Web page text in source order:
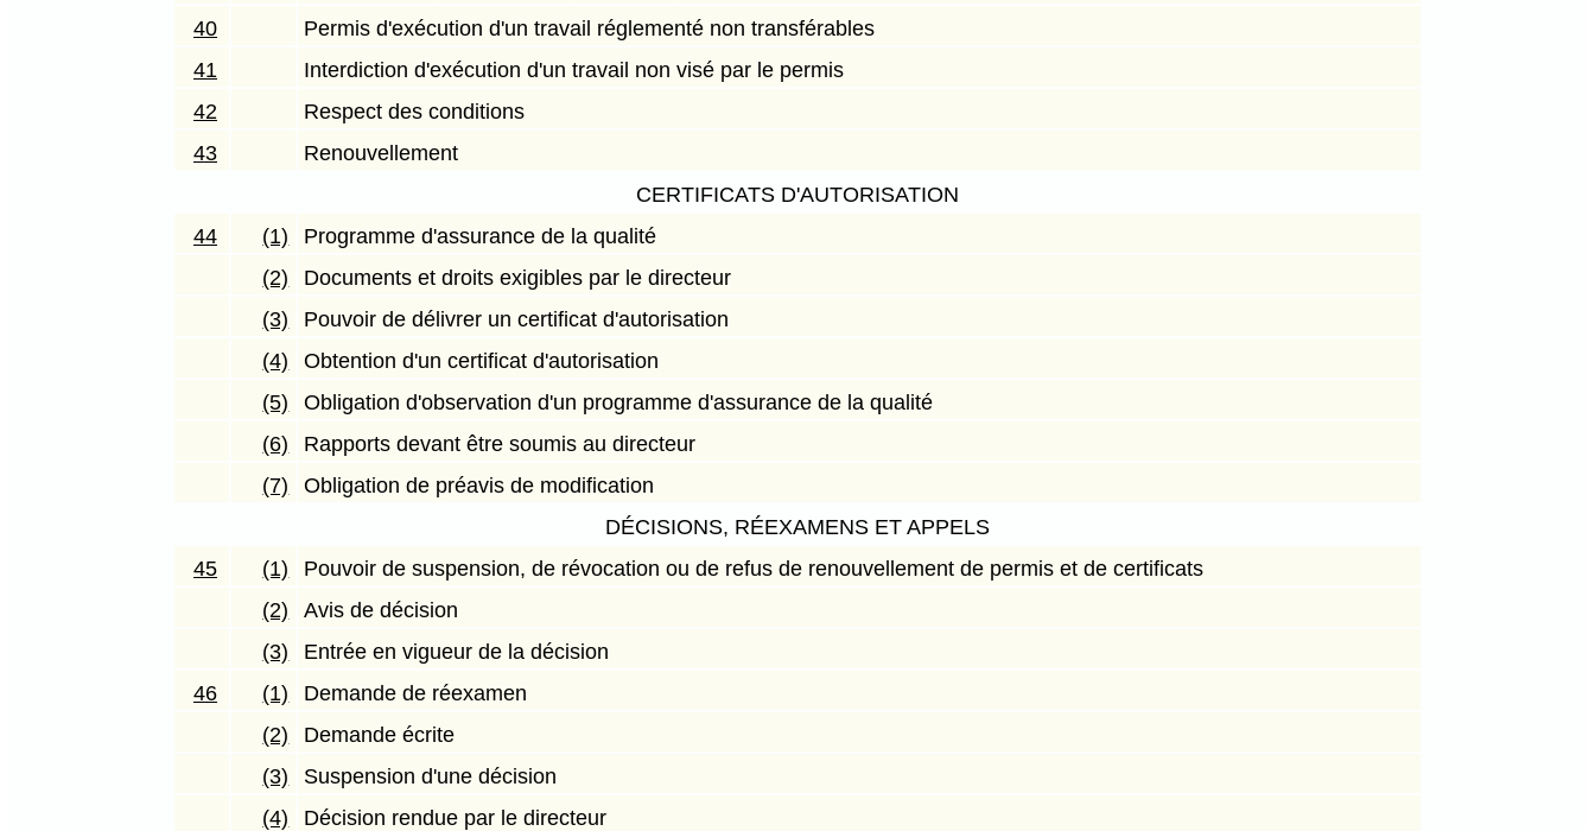
40
Permis d'exécution d'un travail réglementé non transférables
41
Interdiction d'exécution d'un travail non visé par le permis
42
Respect des conditions
43
Renouvellement
CERTIFICATS D'AUTORISATION
44
(1)
Programme d'assurance de la qualité
(2)
Documents et droits exigibles par le directeur
(3)
Pouvoir de délivrer un certificat d'autorisation
(4)
Obtention d'un certificat d'autorisation
(5)
Obligation d'observation d'un programme d'assurance de la qualité
(6)
Rapports devant être soumis au directeur
(7)
Obligation de préavis de modification
DÉCISIONS, RÉEXAMENS ET APPELS
45
(1)
Pouvoir de suspension, de révocation ou de refus de renouvellement de permis et de certificats
(2)
Avis de décision
(3)
Entrée en vigueur de la décision
46
(1)
Demande de réexamen
(2)
Demande écrite
(3)
Suspension d'une décision
(4)
Décision rendue par le directeur